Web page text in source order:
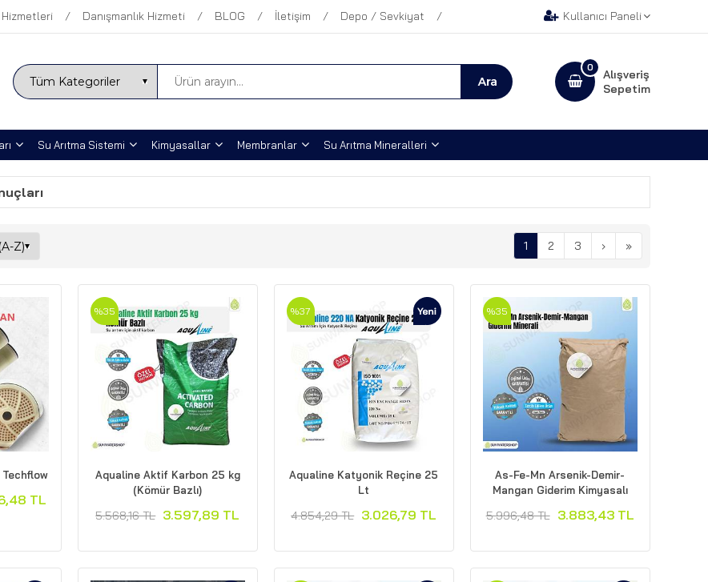
Danışmanlık Hizmeti BLOG İletişim Depo / Sevkiyat Kullanıcı Paneli
Alışveriş
Sepetim
0
Su Arıtma Sistemi Kimyasallar Membranlar Su Arıtma Mineralleri
1 2 3 › »
TL
Aqualine Aktif Karbon 25 kg
(Kömür Bazlı)
5.568,16 TL 3.597,89 TL
%35
Aqualine Katyonik Reçine 25
Lt
4.854,29 TL 3.026,79 TL
%37
As-Fe-Mn Arsenik-Demir-
Mangan Giderim Kimyasalı
5.996,48 TL 3.883,43 TL
%35